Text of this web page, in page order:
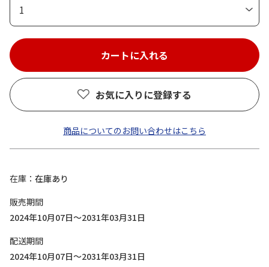
1
お気に入りに登録する
商品についてのお問い合わせはこちら
在庫
在庫あり
販売期間
2024年10月07日～2031年03月31日
配送期間
2024年10月07日～2031年03月31日